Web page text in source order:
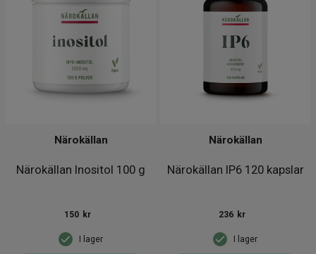
Närokällan Inositol 100 g
Närokällan
I lager
150 kr
Närokällan IP6 120 kapslar
Närokällan
I lager
236 kr